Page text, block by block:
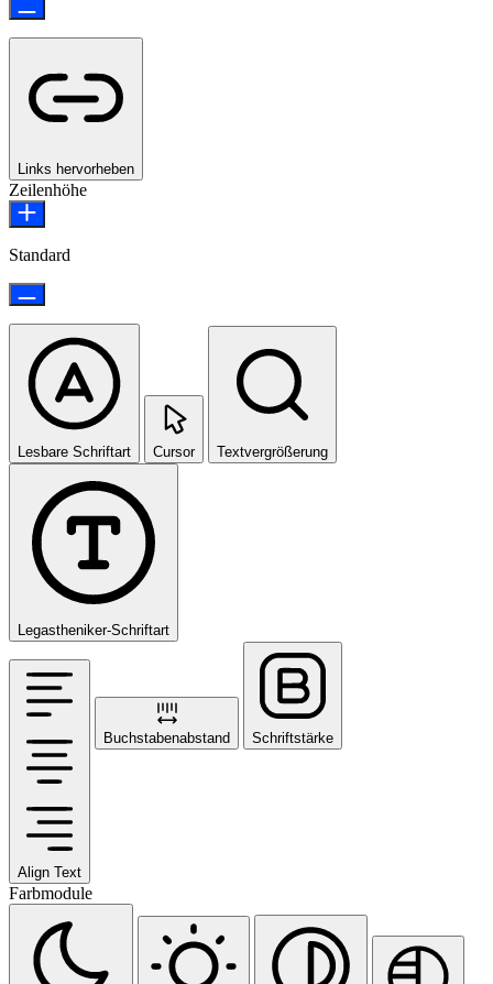
Links hervorheben
Zeilenhöhe
Standard
Lesbare Schriftart Cursor Textvergrößerung
Legastheniker-Schriftart
Align Text
Buchstabenabstand Schriftstärke
Farbmodule